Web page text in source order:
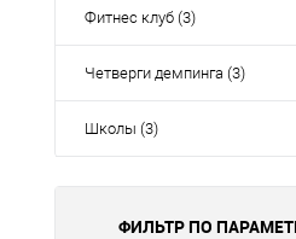
Фитнес клуб (3)
Четверги демпинга (3)
Школы (3)
ФИЛЬТР ПО